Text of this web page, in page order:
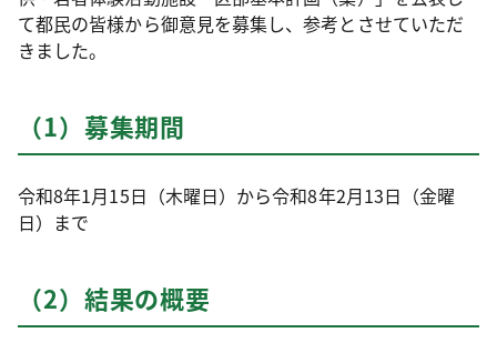
て都民の皆様から御意見を募集し、参考とさせていただ
きました。
（1）募集期間
令和8年1月15日（木曜日）から令和8年2月13日（金曜
日）まで
（2）結果の概要